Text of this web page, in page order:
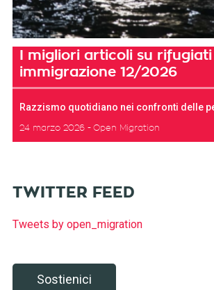
I migliori articoli su rifugiati
immigrazione 12/2026
Razzismo quotidiano nei confronti delle
24 marzo 2026 Open Migration
TWITTER FEED
Tweets by open_migration
Sostienici